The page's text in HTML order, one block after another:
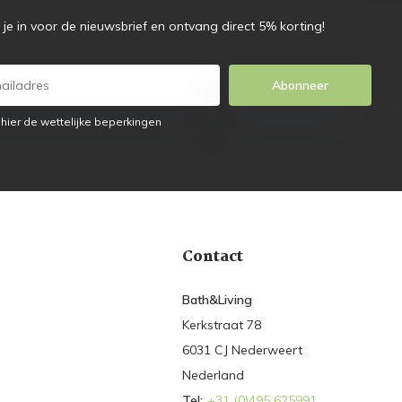
je in voor de nieuwsbrief en ontvang direct 5% korting!
Abonneer
de wettelijke beperkingen
Contact
Bath&Living
Kerkstraat 78
6031 CJ Nederweert
Nederland